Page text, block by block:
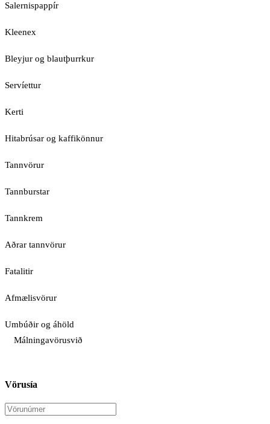
Salernispappír
Kleenex
Bleyjur og blautþurrkur
Servíettur
Kerti
Hitabrúsar og kaffikönnur
Tannvörur
Tannburstar
Tannkrem
Aðrar tannvörur
Fatalitir
Afmælisvörur
Umbúðir og áhöld
Málningavörusvið
Vörusía